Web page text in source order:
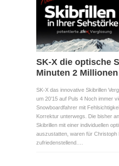
SK-X die optische
Minuten 2 Millionen
SK-X das innovative Skibrillen
um 20’15 auf Puls 4 Noch immer
Snowboardfahrer mit
Korrektur unterwegs. Die bisher
Skibrillen mit einer individuellen
auszustatten, waren für Christoph
zufriedenstellend.…